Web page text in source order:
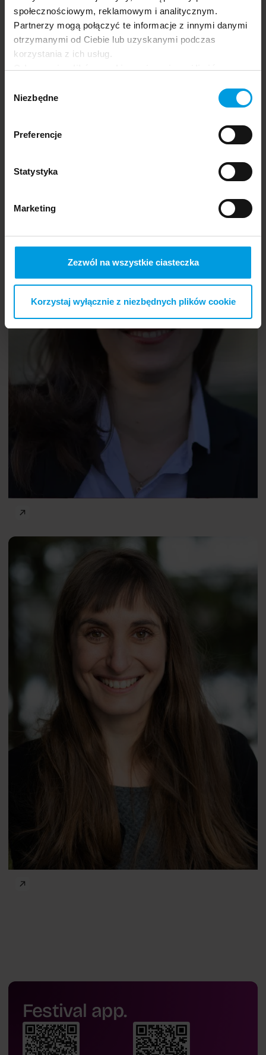
społecznościowym, reklamowym i analitycznym.
Partnerzy mogą połączyć te informacje z innymi danymi
otrzymanymi od Ciebie lub uzyskanymi podczas
korzystania z ich usług.
Odrzucenie plików cookie może uniemożliwić
oferowanych na naszej stronie, w tym m.in. z
zgody
Niezbędne
Preferencje
Statystyka
Marketing
Zezwól na wszystkie ciasteczka
Korzystaj wyłącznie z niezbędnych plików cookie
PhD
Rengin Aslanoğlu
Iga
Iga Kołodyńska
Humans in the City
Silviya
Docent
Festival app.